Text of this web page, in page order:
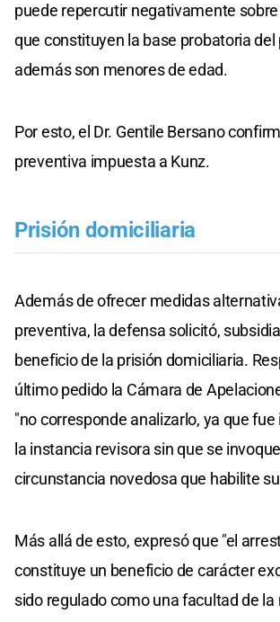
puede repercutir negativamente
que constituyen la base probatoria del
además son menores de edad.
Por esto, el Dr. Gentile Bersano
preventiva impuesta a Kunz.
Prisión domiciliaria
Además de ofrecer medidas
preventiva, la defensa solicitó,
beneficio de la prisión domiciliaria.
último pedido la Cámara de
"no corresponde analizarlo, ya que
la instancia revisora sin que se
circunstancia novedosa que habilite
Más allá de esto, expresó que "el
constituye un beneficio de carácter
sido regulado como una facultad de